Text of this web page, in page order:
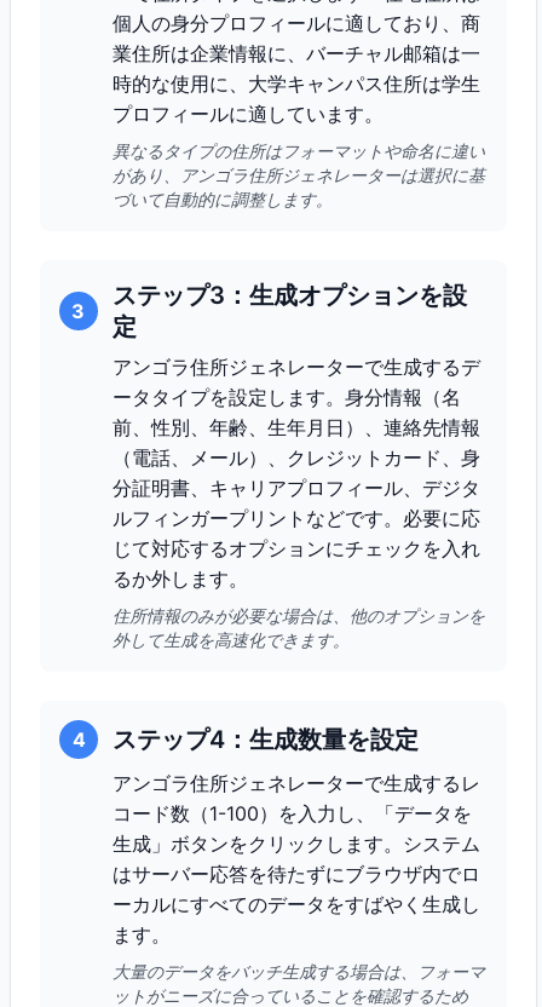
個人の身分プロフィールに適しており、商
業住所は企業情報に、バーチャル邮箱は一
時的な使用に、大学キャンパス住所は学生
プロフィールに適しています。
異なるタイプの住所はフォーマットや命名に違い
があり、アンゴラ住所ジェネレーターは選択に基
づいて自動的に調整します。
3
ステップ3：生成オプションを設
定
アンゴラ住所ジェネレーターで生成するデ
ータタイプを設定します。身分情報（名
前、性別、年齢、生年月日）、連絡先情報
（電話、メール）、クレジットカード、身
分証明書、キャリアプロフィール、デジタ
ルフィンガープリントなどです。必要に応
じて対応するオプションにチェックを入れ
るか外します。
住所情報のみが必要な場合は、他のオプションを
外して生成を高速化できます。
4 ステップ4：生成数量を設定
アンゴラ住所ジェネレーターで生成するレ
コード数（1-100）を入力し、「データを
生成」ボタンをクリックします。システム
はサーバー応答を待たずにブラウザ内でロ
ーカルにすべてのデータをすばやく生成し
ます。
大量のデータをバッチ生成する場合は、フォーマ
ットがニーズに合っていることを確認するため